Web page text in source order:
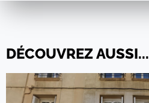
DÉCOUVREZ AUSSI...